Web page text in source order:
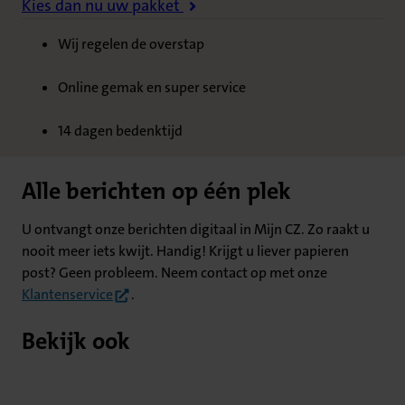
Kies dan nu uw pakket
Wij regelen de overstap
Online gemak en super service
14 dagen bedenktijd
Alle berichten op één plek
U ontvangt onze berichten digitaal in Mijn CZ. Zo raakt u
nooit meer iets kwijt. Handig! Krijgt u liever papieren
post? Geen probleem. Neem contact op met onze
Klantenservice(opent in nieuw tabblad)
.
Bekijk ook